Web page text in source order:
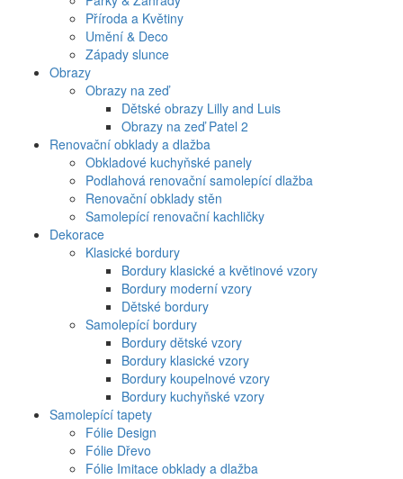
Příroda a Květiny
Umění & Deco
Západy slunce
Obrazy
Obrazy na zeď
Dětské obrazy Lilly and Luis
Obrazy na zeď Patel 2
Renovační obklady a dlažba
Obkladové kuchyňské panely
Podlahová renovační samolepící dlažba
Renovační obklady stěn
Samolepící renovační kachličky
Dekorace
Klasické bordury
Bordury klasické a květinové vzory
Bordury moderní vzory
Dětské bordury
Samolepící bordury
Bordury dětské vzory
Bordury klasické vzory
Bordury koupelnové vzory
Bordury kuchyňské vzory
Samolepící tapety
Fólie Design
Fólie Dřevo
Fólie Imitace obklady a dlažba